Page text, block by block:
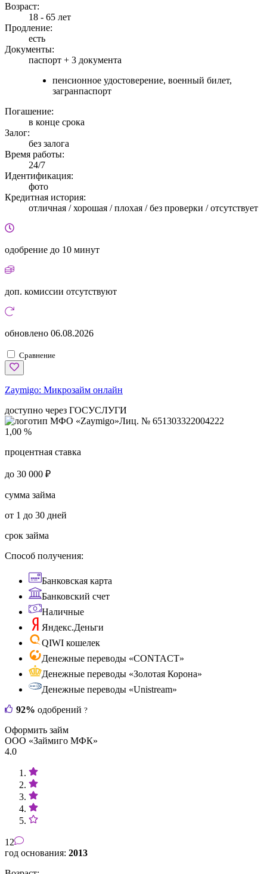
Возраст:
18 - 65 лет
Продление:
есть
Документы:
паспорт + 3 документа
пенсионное удостоверение, военный билет,
загранпаспорт
Погашение:
в конце срока
Залог:
без залога
Время работы:
24/7
Идентификация:
фото
Кредитная история:
отличная / хорошая / плохая / без проверки / отсутствует
одобрение до 10 минут
доп. комиссии отсутствуют
обновлено 06.08.2026
Сравнение
Zaymigo: Микрозайм онлайн
доступно через ГОСУСЛУГИ
Лиц. № 651303322004222
1,00 %
процентная ставка
до 30 000 ₽
сумма займа
от 1 до 30 дней
срок займа
Способ получения:
Банковская карта
Банковский счет
Наличные
Яндекс.Деньги
QIWI кошелек
Денежные переводы «CONTACT»
Денежные переводы «Золотая Корона»
Денежные переводы «Unistream»
92% одобрений ?
Оформить займ
ООО «Займиго МФК»
4.0
12
год основания: 2013